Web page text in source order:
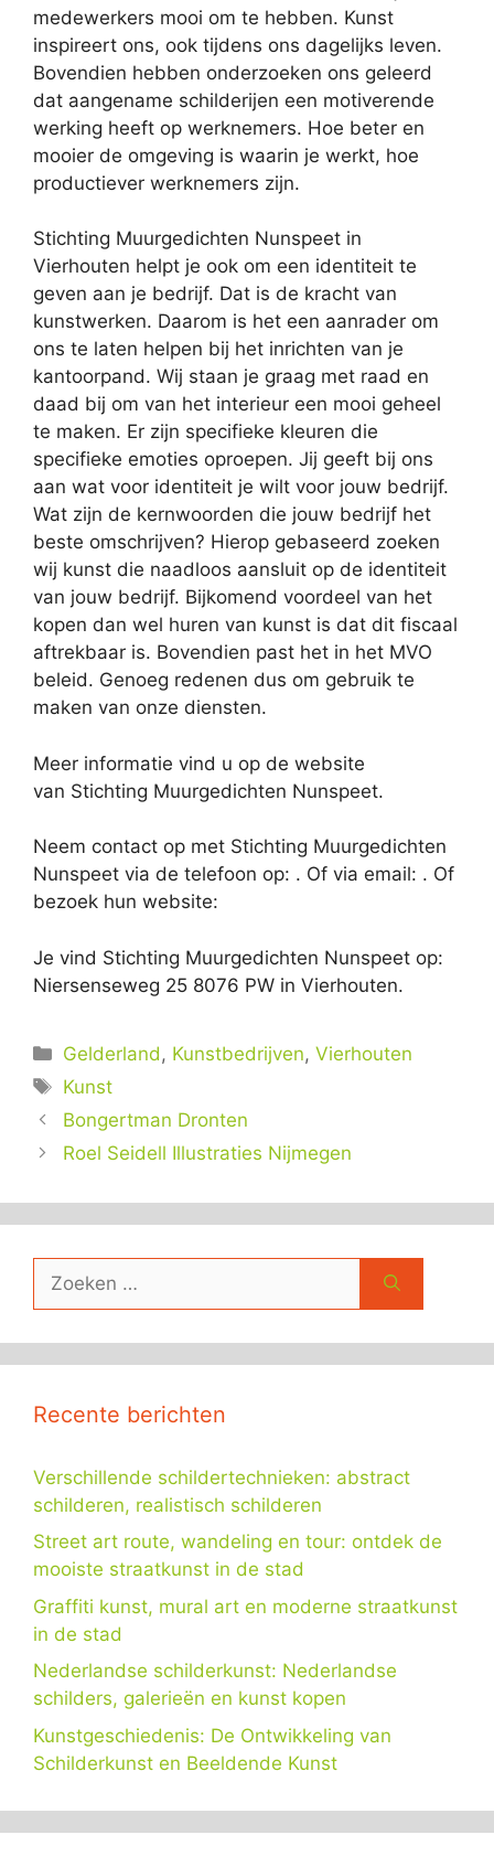
medewerkers mooi om te hebben. Kunst
inspireert ons, ook tijdens ons dagelijks leven.
Bovendien hebben onderzoeken ons geleerd
dat aangename schilderijen een motiverende
werking heeft op werknemers. Hoe beter en
mooier de omgeving is waarin je werkt, hoe
productiever werknemers zijn.
Stichting Muurgedichten Nunspeet in
Vierhouten helpt je ook om een identiteit te
geven aan je bedrijf. Dat is de kracht van
kunstwerken. Daarom is het een aanrader om
ons te laten helpen bij het inrichten van je
kantoorpand. Wij staan je graag met raad en
daad bij om van het interieur een mooi geheel
te maken. Er zijn specifieke kleuren die
specifieke emoties oproepen. Jij geeft bij ons
aan wat voor identiteit je wilt voor jouw bedrijf.
Wat zijn de kernwoorden die jouw bedrijf het
beste omschrijven? Hierop gebaseerd zoeken
wij kunst die naadloos aansluit op de identiteit
van jouw bedrijf. Bijkomend voordeel van het
kopen dan wel huren van kunst is dat dit fiscaal
aftrekbaar is. Bovendien past het in het MVO
beleid. Genoeg redenen dus om gebruik te
maken van onze diensten.
Meer informatie vind u op de website
van Stichting Muurgedichten Nunspeet.
Neem contact op met Stichting Muurgedichten
Nunspeet via de telefoon op: . Of via email: . Of
bezoek hun website:
Je vind Stichting Muurgedichten Nunspeet op:
Niersenseweg 25 8076 PW in Vierhouten.
Categorieën
Gelderland , Kunstbedrijven,Vierhouten
Tags
Kunst
Bongertman Dronten
Roel Seidell Illustraties Nijmegen
naar:
Recente berichten
Verschillende schildertechnieken: abstract
schilderen, realistisch schilderen
Street art route, wandeling en tour: ontdek de
mooiste straatkunst in de stad
Graffiti kunst, mural art en moderne straatkunst
in de stad
Nederlandse schilderkunst: Nederlandse
schilders, galerieën en kunst kopen
Kunstgeschiedenis: De Ontwikkeling van
Schilderkunst en Beeldende Kunst